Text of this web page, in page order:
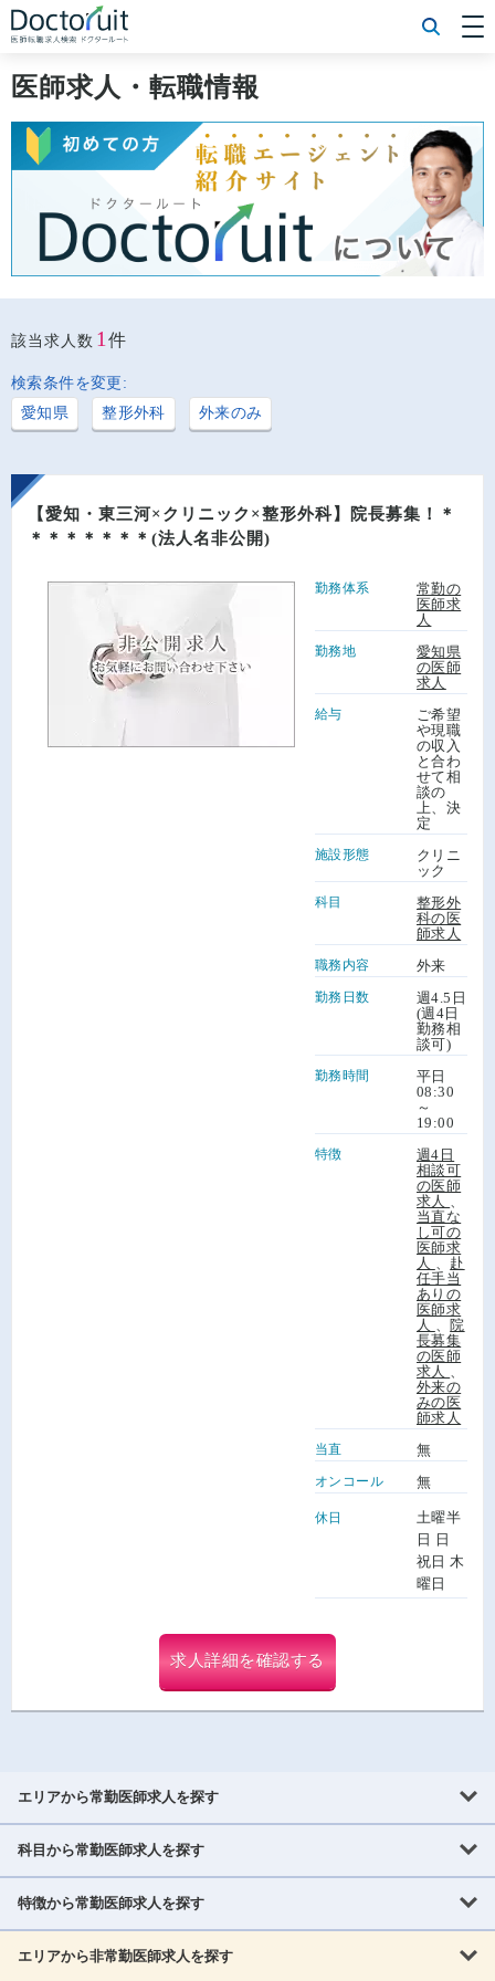
[常勤] 科目から探す
[常勤] 特徴から探す
[非常勤] 科目から探す
[非常勤] 特徴から探す
Doctoruit医師転職特集
Doctoruitについて
運営者情報
プライバシーポリシー
医師求人・転職情報
該当求人数 1件
検索条件を変更:
愛知県
整形外科 外来のみ
【愛知・東三河×クリニック×整形外科】院長募集！＊
＊＊＊＊＊＊＊(法人名非公開)
勤務体系
常勤の
医師求
人
勤務地
愛知県
の医師
求人
給与
ご希望
や現職
の収入
と合わ
せて相
談の
上、決
定
施設形態
クリニ
ック
科目
整形外
科の医
師求人
職務内容 外来
勤務日数
週4.5日
(週4日
勤務相
談可)
勤務時間
平日
08:30
～
19:00
特徴
週4日
相談可
の医師
求人
当直な
し可の
医師求
人
赴
任手当
ありの
医師求
人
院
長募集
の医師
求人
外来の
みの医
師求人
当直 無
オンコール 無
休日
土曜半
日 日
祝日 木
曜日
求人詳細を確認する
エリアから常勤医師求人を探す
北海道・東北
北海道 青森県 岩手県
科目から常勤医師求人を探す
内科系
消化器科 呼吸器科
特徴から常勤医師求人を探す
救急対応なし 女性医師歓迎
エリアから非常勤医師求人を探す